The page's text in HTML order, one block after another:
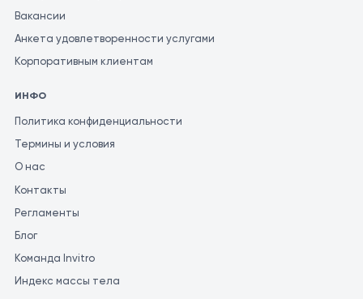
Вакансии
Анкета удовлетворенности услугами
Корпоративным клиентам
ИНФО
Политика конфиденциальности
Термины и условия
О нас
Контакты
Регламенты
Блог
Команда Invitro
Индекс массы тела